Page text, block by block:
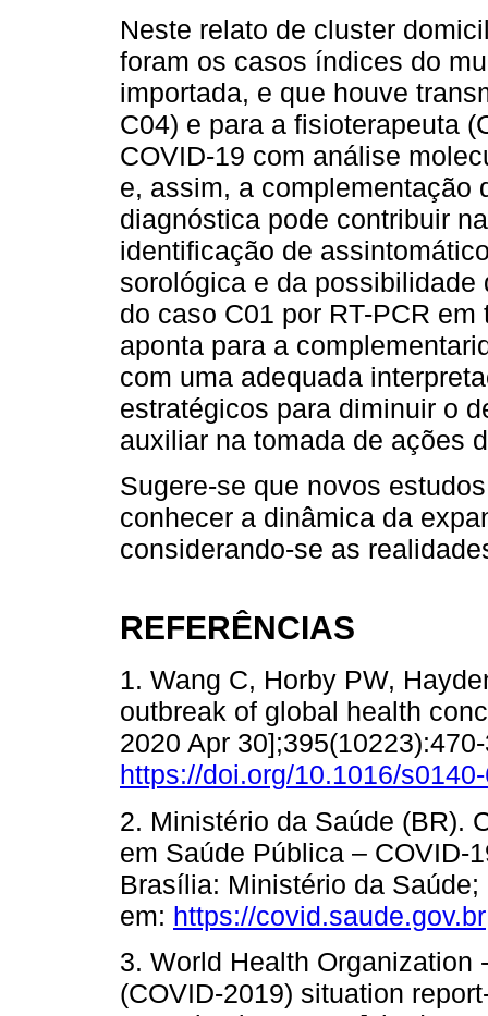
Neste relato de cluster
foram os casos índices do
importada, e que houve
C04) e para a fisioterapeuta
COVID-19 com análise
e, assim, a complementação
diagnóstica pode contribuir
identificação de
sorológica e da
do caso C01 por RT-PCR
aponta para a
com uma adequada
estratégicos para diminuir o
auxiliar na tomada de ações
Sugere-se que novos
conhecer a dinâmica da
considerando-se as
REFERÊNCIAS
1. Wang C, Horby PW,
outbreak of global health
2020 Apr
https://doi.org/10.1016/
2. Ministério da Saúde (BR).
em Saúde Pública – COVID-
Brasília: Ministério da
em: https://covid.saude.gov.br
3. World Health Organization
(COVID-2019) situation